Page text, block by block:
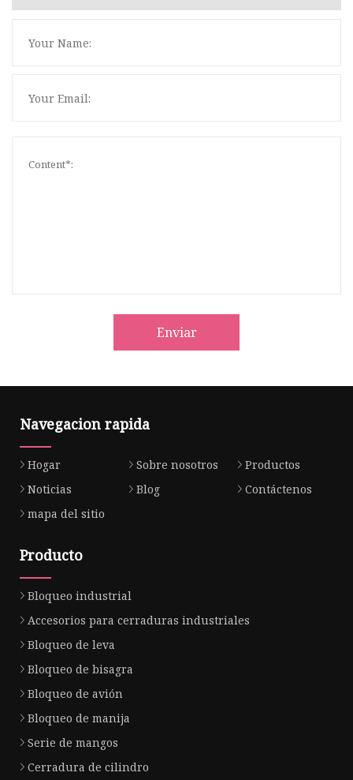
Enviar
Navegacion rapida
Hogar Sobre nosotros
Productos
Noticias
Blog
Contáctenos
mapa del sitio
Producto
Bloqueo industrial
Accesorios para cerraduras industriales
Bloqueo de leva
Bloqueo de bisagra
Bloqueo de avión
Bloqueo de manija
Serie de mangos
Cerradura de cilindro